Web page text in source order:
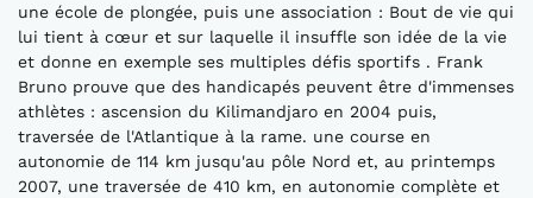
une école de plongée, puis une association : Bout de vie qui
lui tient à cœur et sur laquelle il insuffle son idée de la vie
et donne en exemple ses multiples défis sportifs . Frank
Bruno prouve que des handicapés peuvent être d'immenses
athlètes : ascension du Kilimandjaro en 2004 puis,
traversée de l'Atlantique à la rame. une course en
autonomie de 114 km jusqu'au pôle Nord et, au printemps
2007, une traversée de 410 km, en autonomie complète et